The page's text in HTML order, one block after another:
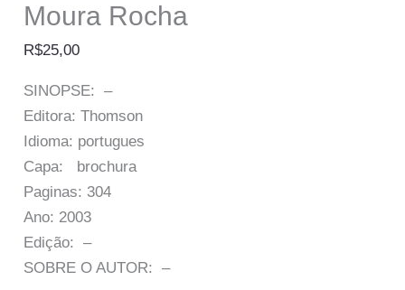
Moura Rocha
R$25,00
SINOPSE: –
Editora: Thomson
Idioma: portugues
Capa: brochura
Paginas: 304
Ano: 2003
Edição: –
SOBRE O AUTOR: –